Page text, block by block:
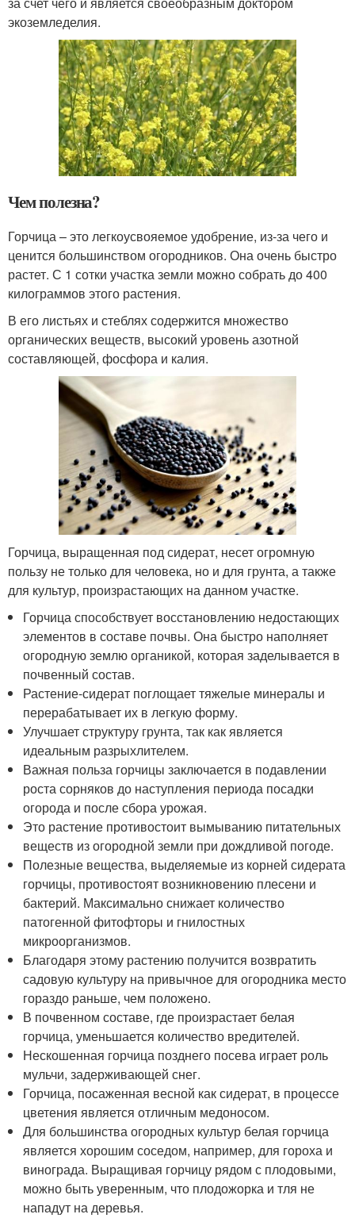
экоземледелия.
Чем полезна?
Горчица – это легкоусвояемое удобрение, из-за чего и
ценится большинством огородников. Она очень быстро
растет. С 1 сотки участка земли можно собрать до 400
килограммов этого растения.
В его листьях и стеблях содержится множество
органических веществ, высокий уровень азотной
составляющей, фосфора и калия.
Горчица, выращенная под сидерат, несет огромную
пользу не только для человека, но и для грунта, а также
для культур, произрастающих на данном участке.
Горчица способствует восстановлению недостающих
элементов в составе почвы. Она быстро наполняет
огородную землю органикой, которая заделывается в
почвенный состав.
Растение-сидерат поглощает тяжелые минералы и
перерабатывает их в легкую форму.
Улучшает структуру грунта, так как является
идеальным разрыхлителем.
Важная польза горчицы заключается в подавлении
роста сорняков до наступления периода посадки
огорода и после сбора урожая.
Это растение противостоит вымыванию питательных
веществ из огородной земли при дождливой погоде.
Полезные вещества, выделяемые из корней сидерата
горчицы, противостоят возникновению плесени и
бактерий. Максимально снижает количество
патогенной фитофторы и гнилостных
микроорганизмов.
Благодаря этому растению получится возвратить
садовую культуру на привычное для огородника место
гораздо раньше, чем положено.
В почвенном составе, где произрастает белая
горчица, уменьшается количество вредителей.
Нескошенная горчица позднего посева играет роль
мульчи, задерживающей снег.
Горчица, посаженная весной как сидерат, в процессе
цветения является отличным медоносом.
Для большинства огородных культур белая горчица
является хорошим соседом, например, для гороха и
винограда. Выращивая горчицу рядом с плодовыми,
можно быть уверенным, что плодожорка и тля не
нападут на деревья.